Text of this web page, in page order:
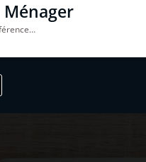
Ménager